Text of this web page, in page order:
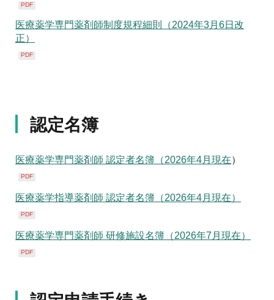
PDF
医療薬学専門薬剤師制度規程細則（2024年3月6日改
正）
PDF
認定名簿
医療薬学専門薬剤師 認定者名簿（2026年4月現在）
PDF
医療薬学指導薬剤師 認定者名簿（2026年4月現在）
PDF
医療薬学専門薬剤師 研修施設名簿（2026年7月現在）
PDF